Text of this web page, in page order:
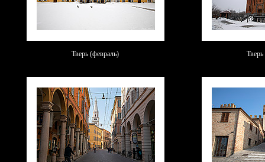
Тверь (февраль) Тверь